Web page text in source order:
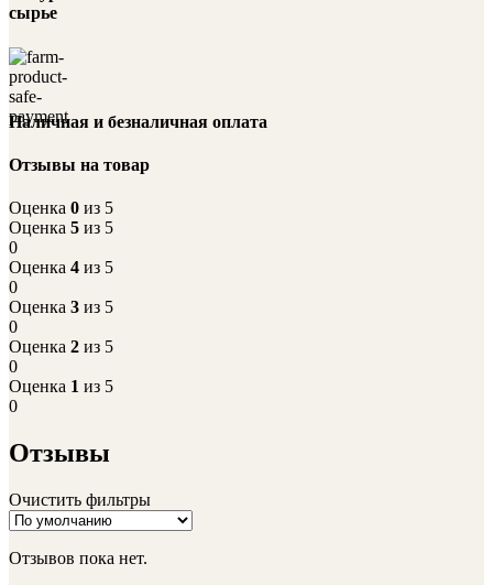
сырье
Наличная и безналичная оплата
Отзывы на товар
Оценка 0 из 5
Оценка 5 из 5
0
Оценка 4 из 5
0
Оценка 3 из 5
0
Оценка 2 из 5
0
Оценка 1 из 5
0
Отзывы
Очистить фильтры
Отзывов пока нет.